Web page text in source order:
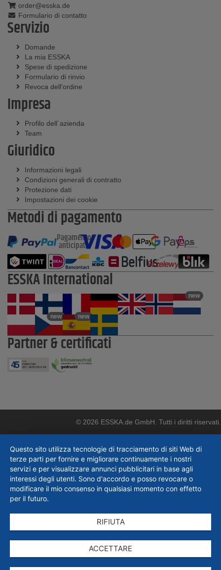
order@esska.de
Formulario di contatto
Servizio
Domande
La mia ESSKA
Spese di spedizione
Formulario di rinvio
Revoca dell'ordine
Impresa
Profilo dell´azienda
Team
Giuridico
Informazioni legali
Condizioni generali di contratto
Protezione dati
Impostazioni dei cookie
Metodi di pagamento
Pagamento
anticipato
ESSKA International
new
new new
Partner & certificati
© 2026 ESSKA.de GmbH. Tutti i diritti riservati.
Questo sito utilizza tecnologie di tracciamento di siti Web di
terze parti per fornire e migliorare continuamente i nostri
servizi e per visualizzare annunci pubblicitari in base agli
interessi degli utenti. Sono d'accordo e posso revocare o
modificare il mio consenso in qualsiasi momento con effetto
per il futuro.
RIFIUTA
ACCETTARE